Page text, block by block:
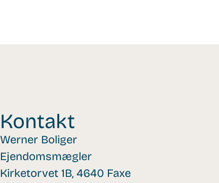
Kontakt
Werner Boliger
Ejendomsmægler
Kirketorvet 1B, 4640 Faxe